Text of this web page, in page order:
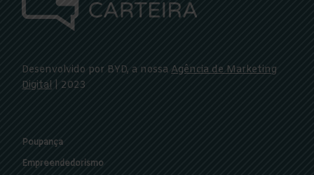
Desenvolvido por BYD, a nossaAgência de Marketing
Digital | 2023
Poupança
Empreendedorismo